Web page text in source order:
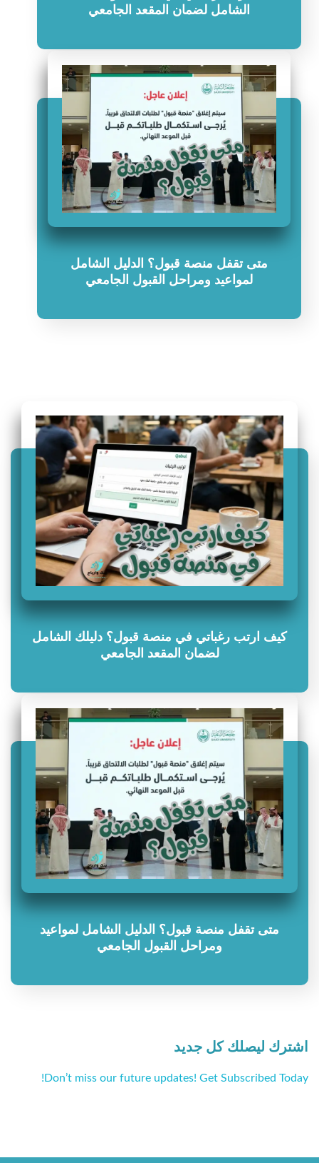
الشامل لضمان المقعد الجامعي
متى تقفل منصة قبول؟ الدليل الشامل
لمواعيد ومراحل القبول الجامعي
سؤال وجواب
كيف ارتب رغباتي في منصة قبول؟ دليلك الشامل
لضمان المقعد الجامعي
متى تقفل منصة قبول؟ الدليل الشامل لمواعيد
ومراحل القبول الجامعي
اشترك ليصلك كل جديد
Don’t miss our future updates! Get Subscribed Today!